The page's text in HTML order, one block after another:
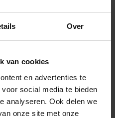
Over
van cookies
en advertenties te
social media te bieden
analyseren. Ook delen we
onze site met onze
prepaid tegoed. Meer uitleg over